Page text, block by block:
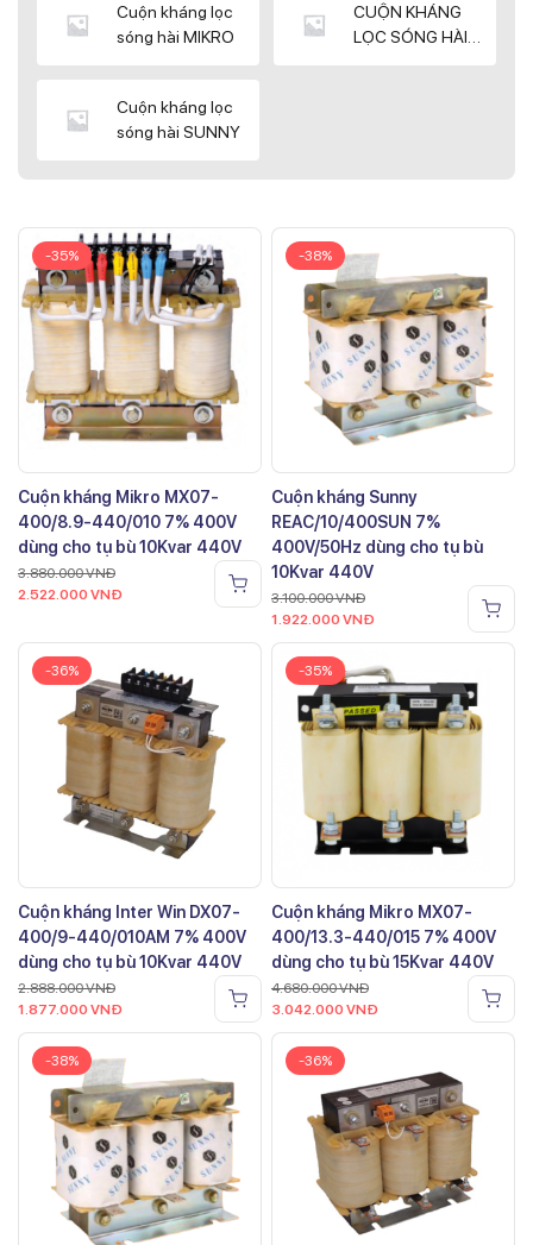
Cuộn kháng lọc
sóng hài MIKRO
CUỘN KHÁNG
LỌC SÓNG HÀI
Cuộn kháng lọc
sóng hài SUNNY
-35%
Cuộn kháng Mikro MX07-
400/8.9-440/010 7% 400V
dùng cho tụ bù 10Kvar 440V
3.880.000VNĐ
2.522.000 VNĐ
-38%
Cuộn kháng Sunny
REAC/10/400SUN 7%
400V/50Hz dùng cho tụ bù
10Kvar 440V
3.100.000VNĐ
1.922.000 VNĐ
-36%
Cuộn kháng Inter Win DX07-
400/9-440/010AM 7% 400V
dùng cho tụ bù 10Kvar 440V
2.888.000VNĐ
1.877.000 VNĐ
-35%
Cuộn kháng Mikro MX07-
400/13.3-440/015 7% 400V
dùng cho tụ bù 15Kvar 440V
4.680.000VNĐ
3.042.000 VNĐ
-38% -36%